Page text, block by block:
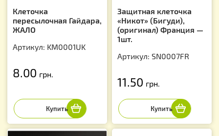
Клеточка
пересылочная Гайдара,
ЖАЛО
Артикул: KM0001UK
8.00 грн.
Защитная клеточка
«Никот» (Бигуди),
(оригинал) Франция —
1шт.
Артикул: SN0007FR
11.50 грн.